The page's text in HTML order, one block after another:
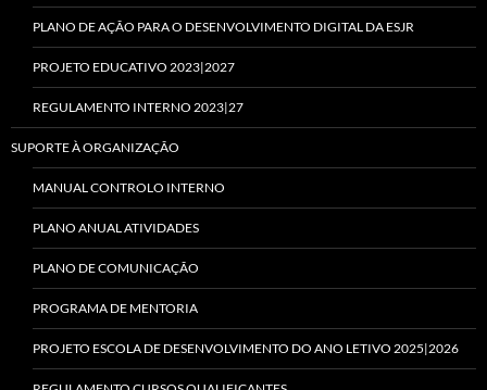
PLANO DE AÇÃO PARA O DESENVOLVIMENTO DIGITAL DA ESJR
PROJETO EDUCATIVO 2023|2027
REGULAMENTO INTERNO 2023|27
SUPORTE À ORGANIZAÇÃO
MANUAL CONTROLO INTERNO
PLANO ANUAL ATIVIDADES
PLANO DE COMUNICAÇÃO
PROGRAMA DE MENTORIA
PROJETO ESCOLA DE DESENVOLVIMENTO DO ANO LETIVO 2025|2026